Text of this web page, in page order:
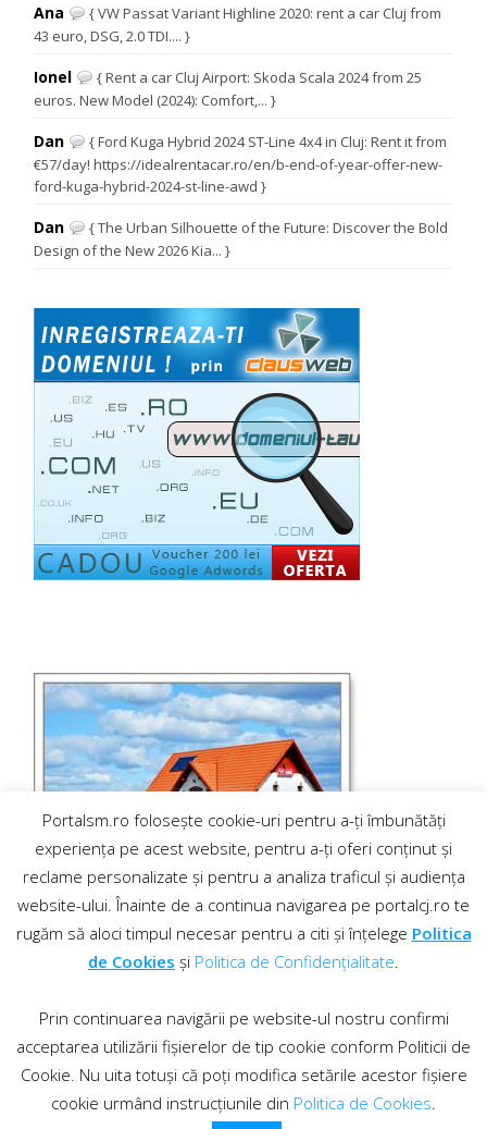
Ana
{ VW Passat Variant Highline 2020: rent a car Cluj from
43 euro, DSG, 2.0 TDI.... }
Ionel
{ Rent a car Cluj Airport: Skoda Scala 2024 from 25
euros. New Model (2024): Comfort,... }
Dan
{ Ford Kuga Hybrid 2024 ST-Line 4x4 in Cluj: Rent it from
€57/day! https://idealrentacar.ro/en/b-end-of-year-offer-new-
ford-kuga-hybrid-2024-st-line-awd }
Dan
{ The Urban Silhouette of the Future: Discover the Bold
Design of the New 2026 Kia... }
Contact·Regulament comentarii
© 2019 PortalCJ.ro. Toate drepturile sunt rezervate.
Portalsm.ro folosește cookie-uri pentru a-ți îmbunătăți
experiența pe acest website, pentru a-ți oferi conținut și
reclame personalizate și pentru a analiza traficul și audiența
website-ului. Înainte de a continua navigarea pe portalcj.ro te
rugăm să aloci timpul necesar pentru a citi și înțelege Politica
de Cookies și Politica de Confidențialitate.
Prin continuarea navigării pe website-ul nostru confirmi
acceptarea utilizării fișierelor de tip cookie conform Politicii de
Cookie. Nu uita totuși că poți modifica setările acestor fișiere
cookie urmând instrucțiunile din Politica de Cookies.